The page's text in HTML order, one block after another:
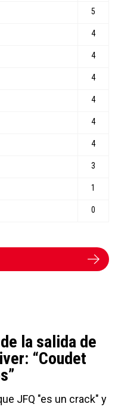
la salida de
“Coudet
JFQ "es un crack" y